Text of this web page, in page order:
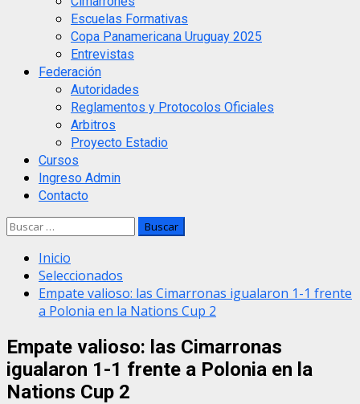
Escuelas Formativas
Copa Panamericana Uruguay 2025
Entrevistas
Federación
Autoridades
Reglamentos y Protocolos Oficiales
Arbitros
Proyecto Estadio
Cursos
Ingreso Admin
Contacto
Buscar:
Inicio
Seleccionados
Empate valioso: las Cimarronas igualaron 1-1 frente
a Polonia en la Nations Cup 2
Empate valioso: las Cimarronas
igualaron 1-1 frente a Polonia en la
Nations Cup 2